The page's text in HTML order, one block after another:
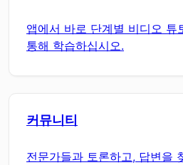
앱에서 바로 단계별 비디오 튜
통해 학습하십시오.
커뮤니티
전문가들과 토론하고, 답변을